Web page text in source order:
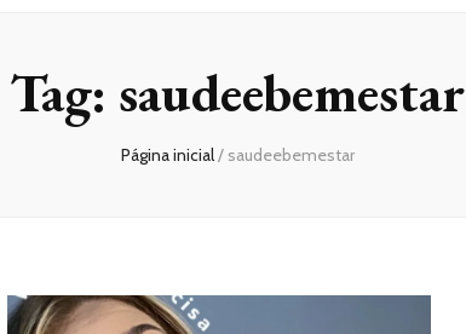
Tag: saudeebemestar
Página inicial/ saudeebemestar